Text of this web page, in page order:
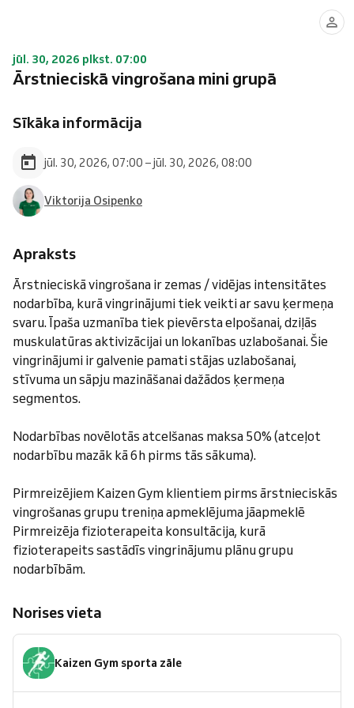
jūl. 30, 2026 plkst. 07:00
Ārstnieciskā vingrošana mini grupā
Sīkāka informācija
jūl. 30, 2026, 07:00 – jūl. 30, 2026, 08:00
Viktorija Osipenko
Apraksts
Ārstnieciskā vingrošana ir zemas / vidējas intensitātes
nodarbība, kurā vingrinājumi tiek veikti ar savu ķermeņa
svaru. Īpaša uzmanība tiek pievērsta elpošanai, dziļās
muskulatūras aktivizācijai un lokanības uzlabošanai. Šie
vingrinājumi ir galvenie pamati stājas uzlabošanai,
stīvuma un sāpju mazināšanai dažādos ķermeņa
segmentos.
Nodarbības novēlotās atcelšanas maksa 50% (atceļot
nodarbību mazāk kā 6h pirms tās sākuma).
Pirmreizējiem Kaizen Gym klientiem pirms ārstnieciskās
vingrošanas grupu treniņa apmeklējuma jāapmeklē
Pirmreizēja fizioterapeita konsultācija, kurā
fizioterapeits sastādīs vingrinājumu plānu grupu
nodarbībām.
Norises vieta
Kaizen Gym sporta zāle